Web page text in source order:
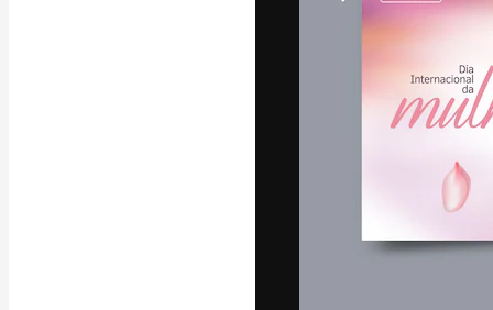
La plataforma
trabajo. Más
entre
estudios.
Español